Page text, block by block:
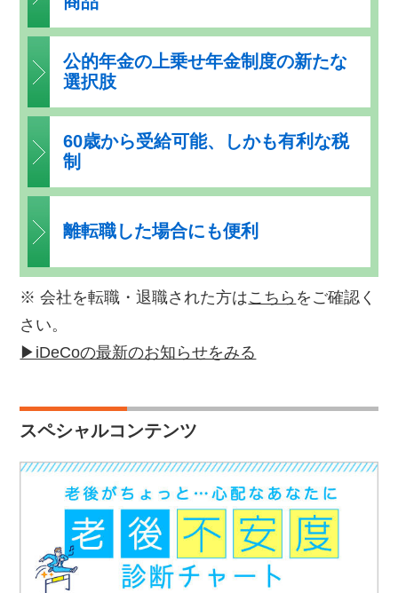
公的年金の上乗せ年金制度の新たな
選択肢
60歳から受給可能、
しかも有利な税
制
離転職した場合にも便利
※ 会社を転職・退職された方はこちら をご確認く
さい。
▶iDeCoの最新のお知らせをみる
スペシャルコンテンツ